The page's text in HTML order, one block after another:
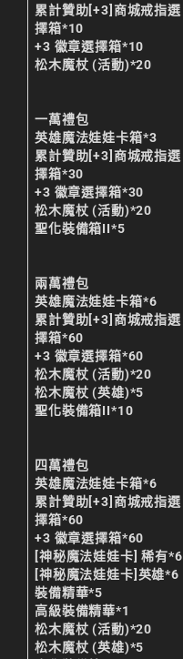
累計贊助[+3]商城戒指選
擇箱*10
+3 徽章選擇箱*10
松木魔杖 (活動)*20
一萬禮包
英雄魔法娃娃卡箱*3
累計贊助[+3]商城戒指選
擇箱*30
+3 徽章選擇箱*30
松木魔杖 (活動)*20
聖化裝備箱II*5
兩萬禮包
英雄魔法娃娃卡箱*6
累計贊助[+3]商城戒指選
擇箱*60
+3 徽章選擇箱*60
松木魔杖 (活動)*20
松木魔杖 (英雄)*5
聖化裝備箱II*10
四萬禮包
英雄魔法娃娃卡箱*6
累計贊助[+3]商城戒指選
擇箱*60
+3 徽章選擇箱*60
[神秘魔法娃娃卡] 稀有*6
[神秘魔法娃娃卡]英雄*6
裝備精華*5
高級裝備精華*1
松木魔杖 (活動)*20
松木魔杖 (英雄)*5